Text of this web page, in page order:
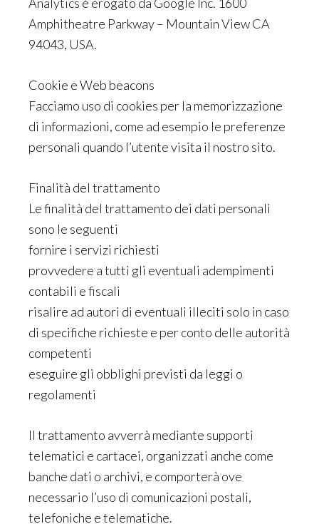
Amphitheatre Parkway – Mountain View CA
94043, USA.
Cookie e Web beacons
Facciamo uso di cookies per la memorizzazione
di informazioni, come ad esempio le preferenze
personali quando l’utente visita il nostro sito.
Finalità del trattamento
Le finalità del trattamento dei dati personali
sono le seguenti
fornire i servizi richiesti
provvedere a tutti gli eventuali adempimenti
contabili e fiscali
risalire ad autori di eventuali illeciti solo in caso
di specifiche richieste e per conto delle autorità
competenti
eseguire gli obblighi previsti da leggi o
regolamenti
Il trattamento avverrà mediante supporti
telematici e cartacei, organizzati anche come
banche dati o archivi, e comporterà ove
necessario l’uso di comunicazioni postali,
telefoniche e telematiche.